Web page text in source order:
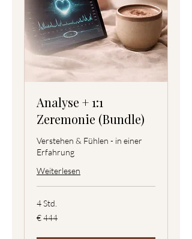
Analyse + 1:1
Zeremonie (Bundle)
Verstehen & Fühlen - in einer
Erfahrung
Weiterlesen
4 Std.
444
Euro
€ 444